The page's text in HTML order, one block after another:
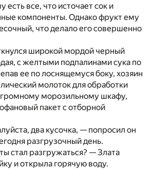
есть все, что источает сок и
компоненты. Однако фрукт ему
что делало его совершенно
широкой мордой черный
с желтыми подпалинами сука по
ее по лоснящемуся боку, хозяин
молоток для обработки
морозильному шкафу,
пакет с отборной
два кусочка, — попросил он
разгрузочный день.
стал разгружаться? — Злата
и открыла горячую воду.